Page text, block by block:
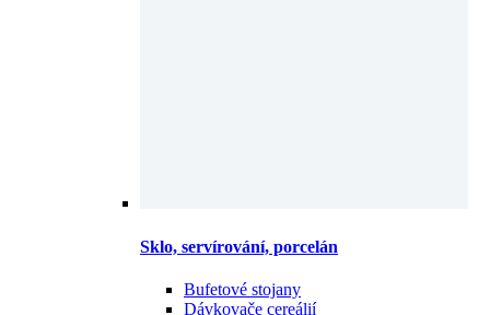
Sklo, servírování, porcelán
Bufetové stojany
Dávkovače cereálií